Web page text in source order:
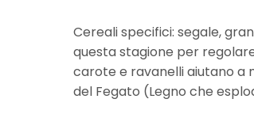
Cereali specifici: segale,
questa stagione per
carote e ravanelli aiutano a
del Fegato (Legno che